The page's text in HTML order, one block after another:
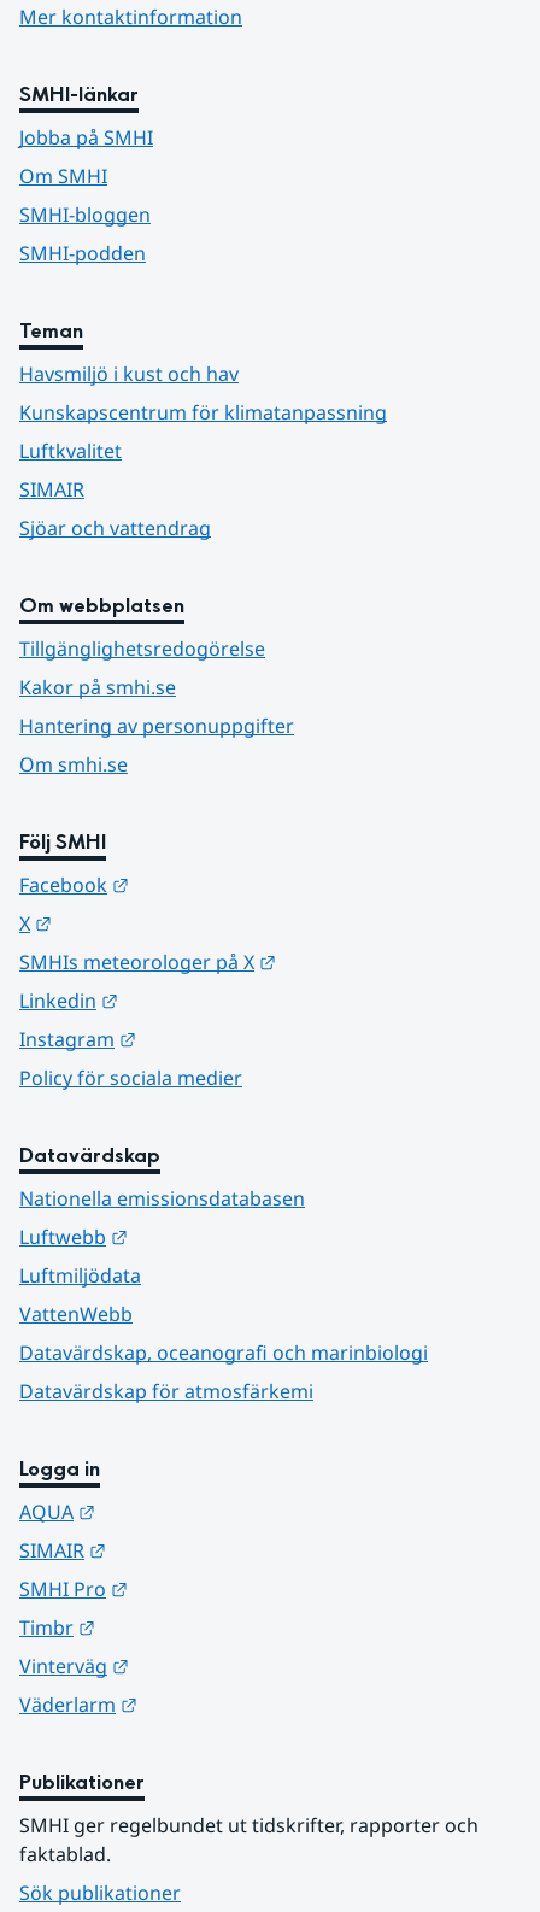
Mer kontaktinformation
SMHI-länkar
Jobba på SMHI
Om SMHI
SMHI-bloggen
SMHI-podden
Teman
Havsmiljö i kust och hav
Kunskapscentrum för klimatanpassning
Luftkvalitet
SIMAIR
Sjöar och vattendrag
Om webbplatsen
Tillgänglighetsredogörelse
Kakor på smhi.se
Hantering av personuppgifter
Om smhi.se
Följ SMHI
Facebook
X
SMHIs meteorologer på X
Linkedin
Instagram
Policy för sociala medier
Datavärdskap
Nationella emissionsdatabasen
Luftwebb
Luftmiljödata
VattenWebb
Datavärdskap, oceanografi och marinbiologi
Datavärdskap för atmosfärkemi
Logga in
AQUA
SIMAIR
SMHI Pro
Timbr
Vinterväg
Väderlarm
Publikationer
SMHI ger regelbundet ut tidskrifter, rapporter och
faktablad.
Sök publikationer